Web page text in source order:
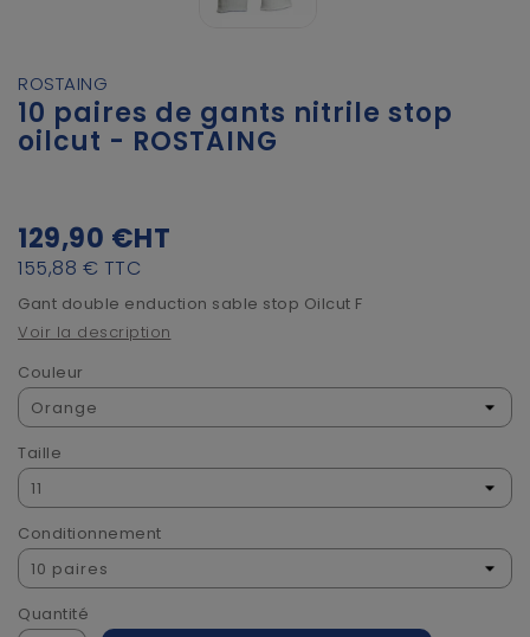
ROSTAING
10 paires de gants nitrile stop
oilcut - ROSTAING
129,90 €HT
155,88 € TTC
Gant double enduction sable stop Oilcut F
Voir la description
Couleur
Taille
Conditionnement
Quantité